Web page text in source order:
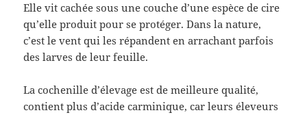
Elle vit cachée sous une couche d’une espèce de cire
qu’elle produit pour se protéger. Dans la nature,
c’est le vent qui les répandent en arrachant parfois
des larves de leur feuille.
La cochenille d’élevage est de meilleure qualité,
contient plus d’acide carminique, car leurs éleveurs